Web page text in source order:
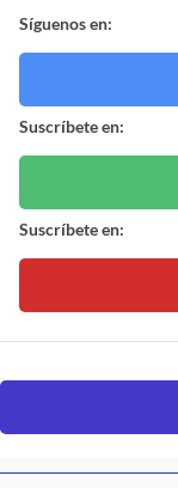
Síguenos en:
Suscríbete en:
Suscríbete en: